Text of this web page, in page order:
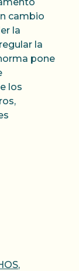
cambio
la
la
pone
los
,